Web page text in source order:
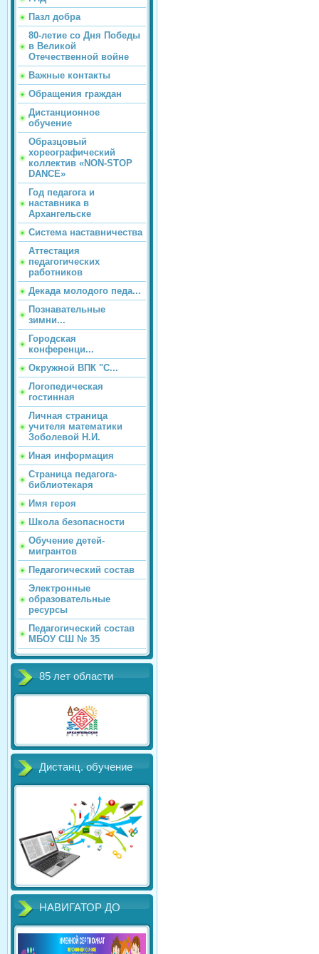
Пазл добра
80-летие со Дня Победы
в Великой
Отечественной войне
Важные контакты
Обращения граждан
Дистанционное
обучение
Образцовый
хореографический
коллектив «NON-STOP
DANCE»
Год педагога и
наставника в
Архангельске
Система наставничества
Аттестация
педагогических
работников
Декада молодого педа...
Познавательные
зимни...
Городская
конференци...
Окружной ВПК "С...
Логопедическая
гостинная
Личная страница
учителя математики
Зоболевой Н.И.
Иная информация
Страница педагога-
библиотекаря
Имя героя
Школа безопасности
Обучение детей-
мигрантов
Педагогический состав
Электронные
образовательные
ресурсы
Педагогический состав
МБОУ СШ № 35
85 лет области
Дистанц. обучение
НАВИГАТОР ДО